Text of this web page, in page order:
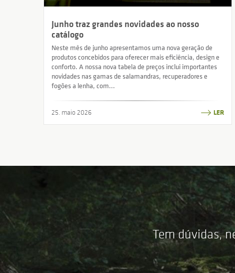
Junho traz grandes novidades ao nosso
catálogo
Neste mês de junho apresentamos uma nova geração de
produtos concebidos para oferecer mais eficiência, design e
conforto. A nossa nova tabela de preços inclui importantes
novidades nas gamas de salamandras, recuperadores e
fogões a lenha, com...
25. maio 2026 LER
Tem dúvidas,